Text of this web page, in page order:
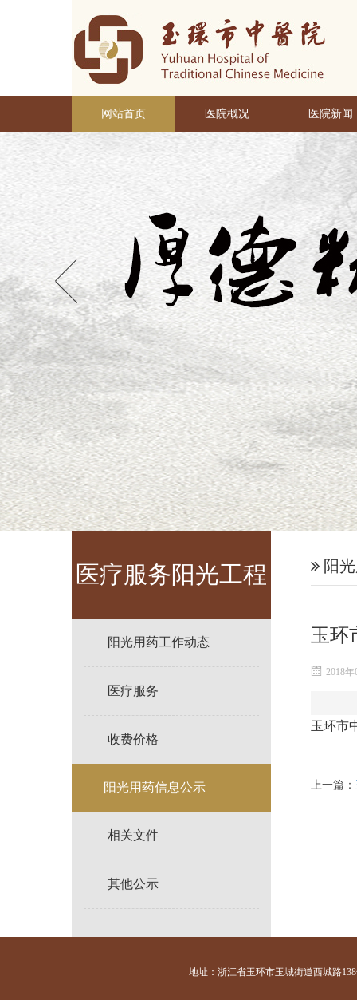
网站首页 医院概况 医院新闻
医疗服务阳光工程
阳光用药工作动态
医疗服务
收费价格
阳光用药信息公示
相关文件
其他公示
阳
玉环
2018
玉环市
上一篇：
地址：浙江省玉环市玉城街道西城路